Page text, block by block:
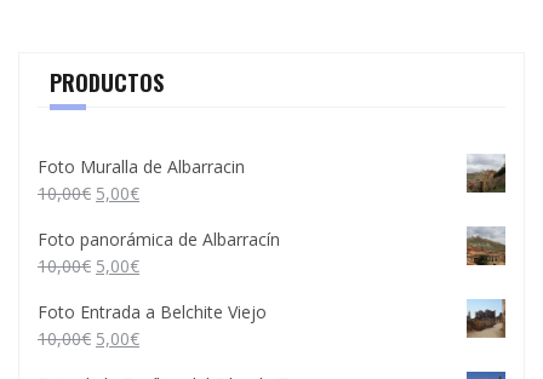
PRODUCTOS
Foto Muralla de Albarracin
10,00€ 5,00€
Foto panorámica de Albarracín
10,00€ 5,00€
Foto Entrada a Belchite Viejo
10,00€ 5,00€